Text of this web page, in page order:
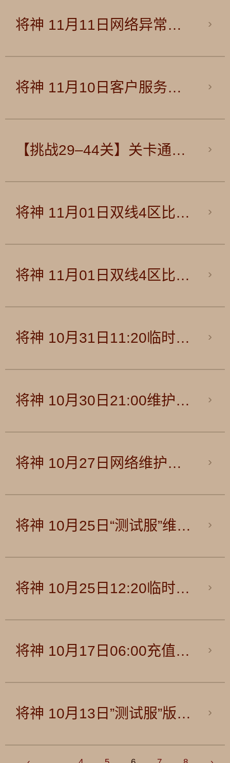
将神 11月11日网络异常公告
将神 11月10日客户服务渠道维护公告
【挑战29–44关】关卡通关攻略
将神 11月01日双线4区比武大会异常公告
将神 11月01日双线4区比武大会补偿公告
将神 10月31日11:20临时维护公告
将神 10月30日21:00维护更新公告
将神 10月27日网络维护公告
将神 10月25日“测试服”维护补偿公告
将神 10月25日12:20临时维护公告
将神 10月17日06:00充值渠道维护公告
将神 10月13日”测试服”版本维护更新公告